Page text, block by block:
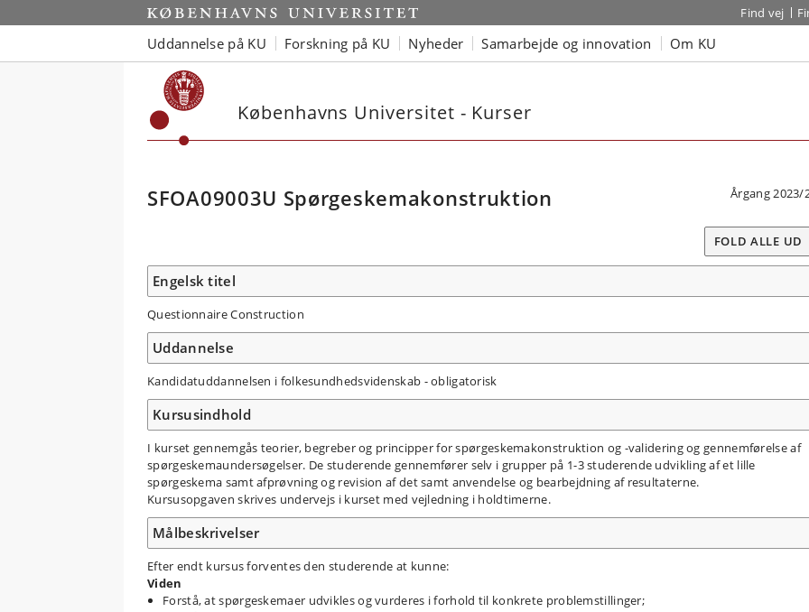
Find vej
Uddannelse på KU Forskning på KU Nyheder Samarbejde og innovation Om KU
Københavns Universitet - Kurser
SFOA09003U Spørgeskemakonstruktion Årgang 2023/
FOLD ALLE UD
Engelsk titel
Questionnaire Construction
Uddannelse
Kandidatuddannelsen i folkesundhedsvidenskab - obligatorisk
Kursusindhold
I kurset gennemgås teorier, begreber og principper for spørgeskemakonstruktion og -validering og gennemførelse af
spørgeskemaundersøgelser. De studerende gennemfører selv i grupper på 1-3 studerende udvikling af et lille
spørgeskema samt afprøvning og revision af det samt anvendelse og bearbejdning af resultaterne.
Kursusopgaven skrives undervejs i kurset med vejledning i holdtimerne.
Målbeskrivelser
Efter endt kursus forventes den studerende at kunne:
Viden
Forstå, at spørgeskemaer udvikles og vurderes i forhold til konkrete problemstillinger;